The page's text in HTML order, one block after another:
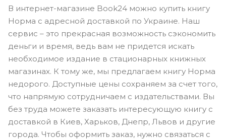
В интернет-магазине Book24 можно купить книгу
Норма с адресной доставкой по Украине. Наш
сервис – это прекрасная возможность сэкономить
деньги и время, ведь вам не придется искать
необходимое издание в стационарных книжных
магазинах. К тому же, мы предлагаем книгу Норма
недорого. Доступные цены сохраняем за счет того,
что напрямую сотрудничаем с издательствами. Вы
без труда можете заказать интересующую книгу с
доставкой в Киев, Харьков, Днепр, Львов и другие
города. Чтобы оформить заказ, нужно связаться с